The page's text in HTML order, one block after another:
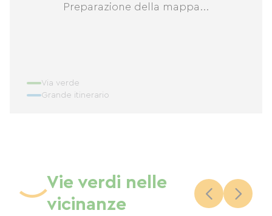
Preparazione della mappa...
Via verde
Grande itinerario
Vie verdi nelle
vicinanze